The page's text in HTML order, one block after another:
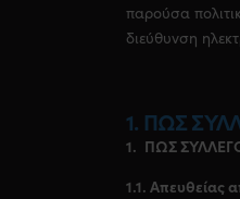
παρούσα
διεύθυνση
1. ΠΩΣ
1. ΠΩΣ
1.1. Απευθείας